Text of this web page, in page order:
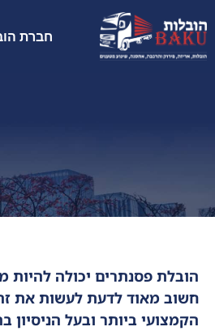
חברת
הובלת פסנתרים יכולה
חשוב מאוד לדעת לעשות את